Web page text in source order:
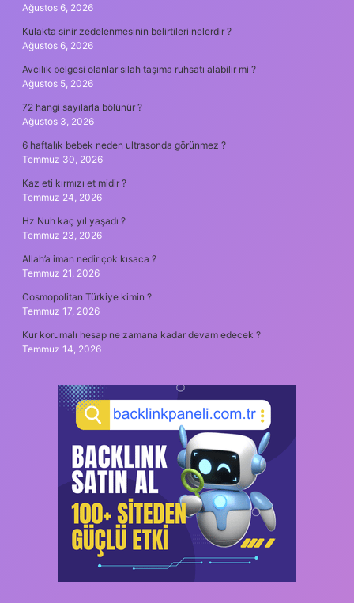
Ağustos 6, 2026
Kulakta sinir zedelenmesinin belirtileri nelerdir ?
Ağustos 6, 2026
Avcılık belgesi olanlar silah taşıma ruhsatı alabilir mi ?
Ağustos 5, 2026
72 hangi sayılarla bölünür ?
Ağustos 3, 2026
6 haftalık bebek neden ultrasonda görünmez ?
Temmuz 30, 2026
Kaz eti kırmızı et midir ?
Temmuz 24, 2026
Hz Nuh kaç yıl yaşadı ?
Temmuz 23, 2026
Allah’a iman nedir çok kısaca ?
Temmuz 21, 2026
Cosmopolitan Türkiye kimin ?
Temmuz 17, 2026
Kur korumalı hesap ne zamana kadar devam edecek ?
Temmuz 14, 2026